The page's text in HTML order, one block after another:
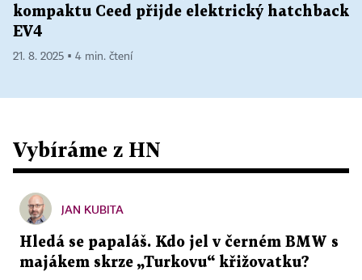
kompaktu Ceed přijde elektrický hatchback
EV4
21. 8. 2025 ▪ 4 min. čtení
Vybíráme z HN
JAN KUBITA
Hledá se papaláš. Kdo jel v černém BMW s
majákem skrze „Turkovu“ křižovatku?